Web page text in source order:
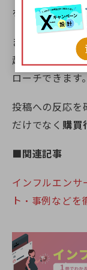
を抑えた形で情
また、インフル
起用先を選ぶこ
ローチできます。
投稿への反応を
だけでなく 購買
■関連記事
インフルエンサ
ト・事例などを